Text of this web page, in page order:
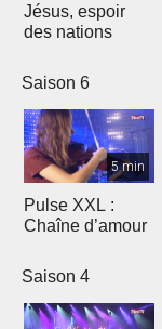
Jésus, espoir
des nations
Saison 6
5 min
Pulse XXL :
Chaîne d’amour
Saison 4